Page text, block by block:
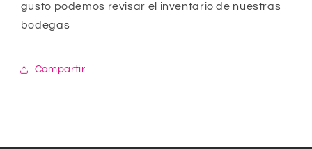
gusto podemos revisar el inventario de nuestras
bodegas
Compartir